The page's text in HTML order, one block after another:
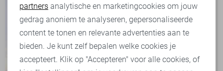
Marketing cookies
partners analytische en marketingcookies om jouw
gedrag anoniem te analyseren, gepersonaliseerde
content te tonen en relevante advertenties aan te
bieden. Je kunt zelf bepalen welke cookies je
accepteert. Klik op "Accepteren" voor alle cookies, of